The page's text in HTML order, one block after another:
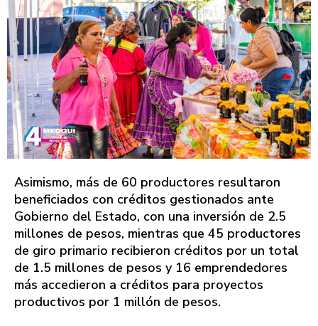
Asimismo, más de 60 productores resultaron
beneficiados con créditos gestionados ante
Gobierno del Estado, con una inversión de 2.5
millones de pesos, mientras que 45 productores
de giro primario recibieron créditos por un total
de 1.5 millones de pesos y 16 emprendedores
más accedieron a créditos para proyectos
productivos por 1 millón de pesos.